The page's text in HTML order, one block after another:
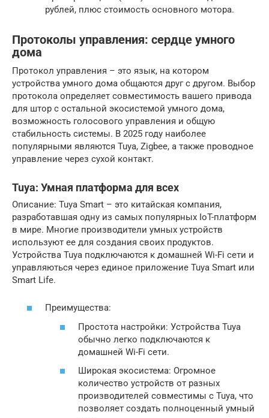
рублей, плюс стоимость основного мотора.
Протоколы управления: сердце умного
дома
Протокол управления – это язык, на котором
устройства умного дома общаются друг с другом. Выбор
протокола определяет совместимость вашего привода
для штор с остальной экосистемой умного дома,
возможность голосового управления и общую
стабильность системы. В 2025 году наиболее
популярными являются Tuya, Zigbee, а также проводное
управление через сухой контакт.
Tuya: Умная платформа для всех
Описание: Tuya Smart – это китайская компания,
разработавшая одну из самых популярных IoT-платформ
в мире. Многие производители умных устройств
используют ее для создания своих продуктов.
Устройства Tuya подключаются к домашней Wi-Fi сети и
управляються через единое приложение Tuya Smart или
Smart Life.
Преимущества:
Простота настройки: Устройства Tuya
обычно легко подключаются к
домашней Wi-Fi сети.
Широкая экосистема: Огромное
количество устройств от разных
производителей совместимы с Tuya, что
позволяет создать полноценный умный